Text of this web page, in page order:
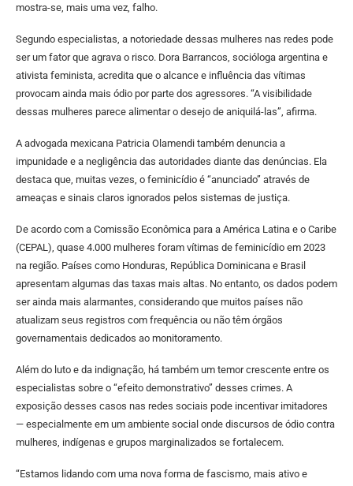
mostra-se, mais uma vez, falho.
Segundo especialistas, a notoriedade dessas mulheres nas redes pode
ser um fator que agrava o risco. Dora Barrancos, socióloga argentina e
ativista feminista, acredita que o alcance e influência das vítimas
provocam ainda mais ódio por parte dos agressores. “A visibilidade
dessas mulheres parece alimentar o desejo de aniquilá-las”, afirma.
A advogada mexicana Patricia Olamendi também denuncia a
impunidade e a negligência das autoridades diante das denúncias. Ela
destaca que, muitas vezes, o feminicídio é “anunciado” através de
ameaças e sinais claros ignorados pelos sistemas de justiça.
De acordo com a Comissão Econômica para a América Latina e o Caribe
(CEPAL), quase 4.000 mulheres foram vítimas de feminicídio em 2023
na região. Países como Honduras, República Dominicana e Brasil
apresentam algumas das taxas mais altas. No entanto, os dados podem
ser ainda mais alarmantes, considerando que muitos países não
atualizam seus registros com frequência ou não têm órgãos
governamentais dedicados ao monitoramento.
Além do luto e da indignação, há também um temor crescente entre os
especialistas sobre o “efeito demonstrativo” desses crimes. A
exposição desses casos nas redes sociais pode incentivar imitadores
— especialmente em um ambiente social onde discursos de ódio contra
mulheres, indígenas e grupos marginalizados se fortalecem.
“Estamos lidando com uma nova forma de fascismo, mais ativo e